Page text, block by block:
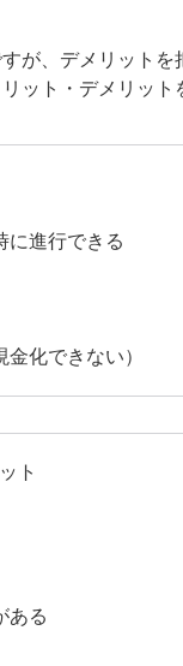
が、デメリットを
ット・デメリット
に進行できる
化できない）
ト
ある